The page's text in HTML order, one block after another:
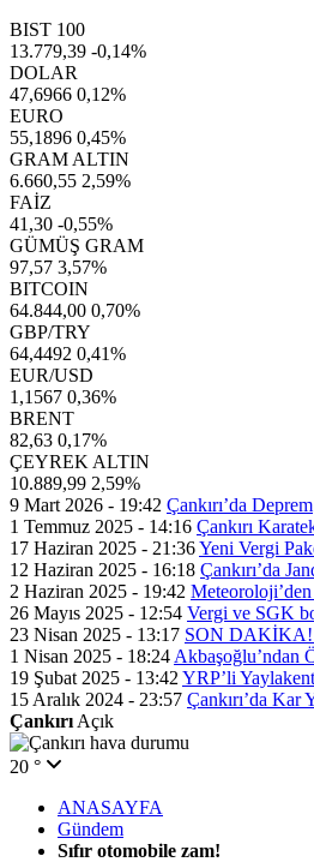
BIST 100
13.779,39 -0,14%
DOLAR
47,6966 0,12%
EURO
55,1896 0,45%
GRAM ALTIN
6.660,55 2,59%
FAİZ
41,30 -0,55%
GÜMÜŞ GRAM
97,57 3,57%
BITCOIN
64.844,00 0,70%
GBP/TRY
64,4492 0,41%
EUR/USD
1,1567 0,36%
BRENT
82,63 0,17%
ÇEYREK ALTIN
10.889,99 2,59%
9 Mart 2026 - 19:42 Çankırı’da Deprem
1 Temmuz 2025 - 14:16 Çankırı
17 Haziran 2025 - 21:36Yeni Vergi
12 Haziran 2025 - 16:18 Çankırı’da
2 Haziran 2025 - 19:42
26 Mayıs 2025 - 12:54 Vergi ve SGK
23 Nisan 2025 - 13:17 SON DAKİKA!
1 Nisan 2025 - 18:24 Akbaşoğlu’ndan
19 Şubat 2025 - 13:42 YRP’li
15 Aralık 2024 - 23:57 Çankırı’da Kar
Çankırı Açık
20 °
ANASAYFA
Gündem
Sıfır otomobile zam!